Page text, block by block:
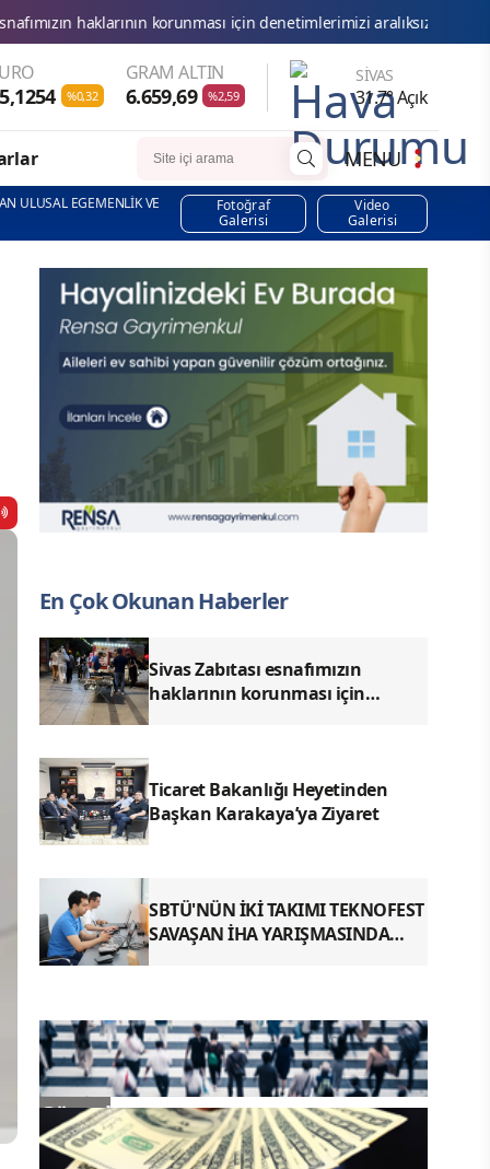
korunması için denetimlerimizi aralıksız sürdürüyoruz.
%0,32
GRAM ALTIN
6.659,69 %2,59
SIVAS
31.7° Açık
MENU
ULUSAL EGEMENLİK VE
Fotoğraf
Galerisi
Video
Galerisi
En Çok Okunan Haberler
Sivas Zabıtası esnafımızın
haklarının korunması için
Ticaret Bakanlığı Heyetinden
Başkan Karakaya’ya Ziyaret
SBTÜ'NÜN İKİ TAKIMI TEKNOFEST
SAVAŞAN İHA YARIŞMASINDA
Güncel